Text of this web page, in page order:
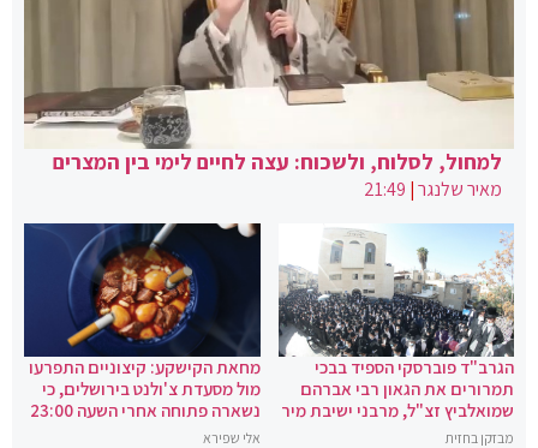
למחול, לסלוח, ולשכוח: עצה לחיים לימי בין המצרים
מאיר שלנגר|
21:49
הגרב"ד פוברסקי הספיד בבכי
תמרורים את הגאון רבי אברהם
שמואלביץ זצ"ל, מרבני ישיבת מיר
מבזקן בחזית
מחאת הקישקע: קיצוניים התפרעו
מול מסעדת צ'ולנט בירושלים, כי
נשארה פתוחה אחרי השעה 23:00
אלי שפירא